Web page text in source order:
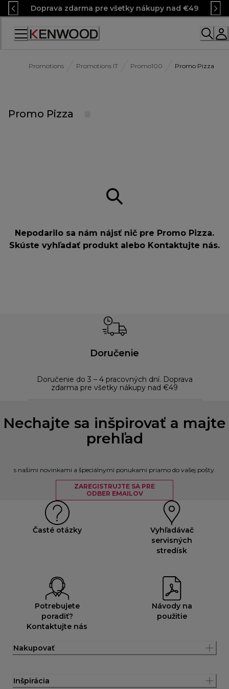
Skip
to
Content
Doprava zdarma pre všetky nákupy nad €49
Promotions Promotions IT Promo100 Promo Pizza
Promo Pizza
Nepodarilo sa nám nájsť nič pre Promo Pizza.
Skúste vyhľadať produkt alebo Kontaktujte nás.
Doručenie
Doručenie do 3 – 4 pracovných dní. Doprava
zdarma pre všetky nákupy nad €49
Nechajte sa inšpirovať a majte
prehľad
s našimi novinkami a špeciálnymi ponukami priamo do vašej pošty.
ZAREGISTRUJTE SA PRE
ODBER EMAILOV
Časté otázky
Vyhľadávač
servisných
stredísk
Potrebujete
poradiť?
Kontaktujte nás
Návody na
použitie
Nakupovať
Inšpirácia